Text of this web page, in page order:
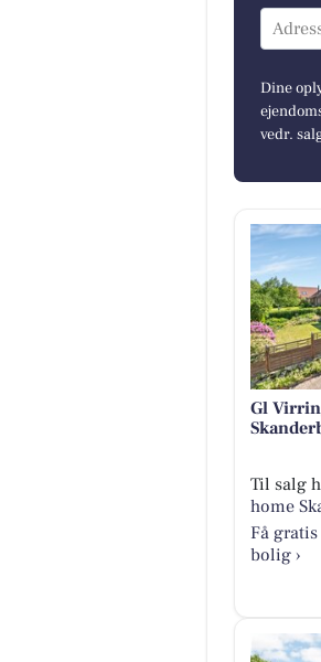
Dine
vedr.
Gl
Til salg
home
Få
bolig ›